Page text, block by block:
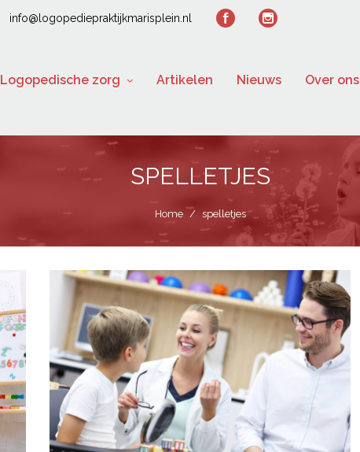
info@logopediepraktijkmarisplein.nl
Logopedische zorg Artikelen Nieuws Over ons
SPELLETJES
Home / spelletjes